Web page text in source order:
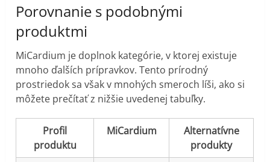
Porovnanie s podobnými
produktmi
MiCardium je doplnok kategórie, v ktorej existuje
mnoho ďalších prípravkov. Tento prírodný
prostriedok sa však v mnohých smeroch líši, ako si
môžete prečítať z nižšie uvedenej tabuľky.
Profil
produktu
MiCardium
Alternatívne
produkty